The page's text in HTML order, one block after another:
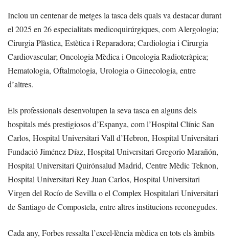
Inclou un centenar de metges la tasca dels quals va destacar durant
el 2025 en 26 especialitats medicoquirúrgiques, com Alergologia;
Cirurgia Plàstica, Estètica i Reparadora; Cardiologia i Cirurgia
Cardiovascular; Oncologia Mèdica i Oncologia Radioteràpica;
Hematologia, Oftalmologia, Urologia o Ginecologia, entre
d’altres.
Els professionals desenvolupen la seva tasca en alguns dels
hospitals més prestigiosos d’Espanya, com l’Hospital Clínic San
Carlos, Hospital Universitari Vall d’Hebron, Hospital Universitari
Fundació Jiménez Díaz, Hospital Universitari Gregorio Marañón,
Hospital Universitari Quirónsalud Madrid, Centre Mèdic Teknon,
Hospital Universitari Rey Juan Carlos, Hospital Universitari
Virgen del Rocío de Sevilla o el Complex Hospitalari Universitari
de Santiago de Compostela, entre altres institucions reconegudes.
Cada any, Forbes ressalta l’excel·lència mèdica en tots els àmbits